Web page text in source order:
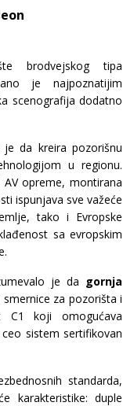
brodvejskog tipa
je najpoznatijim
scenografija dodatno
da kreira pozorišnu
u regionu.
opreme, montirana
ispunjava sve važeće
tako i Evropske
sa evropskim
je da gornja
za pozorišta i
C1 koji omogućava
sistem sertifikovan
standarda,
karakteristike: duple